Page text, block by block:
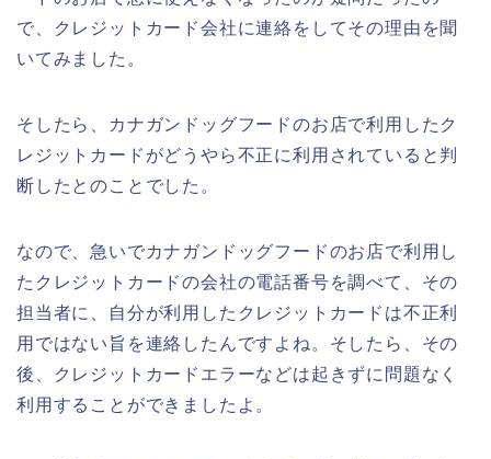
で、クレジットカード会社に連絡をしてその理由を聞
いてみました。
そしたら、カナガンドッグフードのお店で利用したク
レジットカードがどうやら不正に利用されていると判
断したとのことでした。
なので、急いでカナガンドッグフードのお店で利用し
たクレジットカードの会社の電話番号を調べて、その
担当者に、自分が利用したクレジットカードは不正利
用ではない旨を連絡したんですよね。そしたら、その
後、クレジットカードエラーなどは起きずに問題なく
利用することができましたよ。